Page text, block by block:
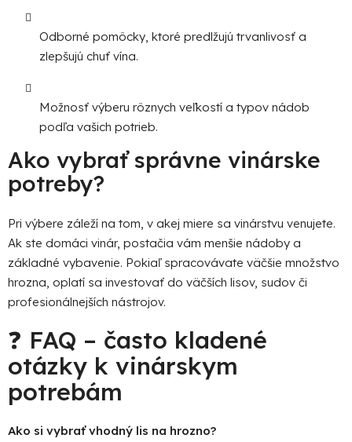
Odborné pomôcky, ktoré predlžujú trvanlivosť a
zlepšujú chuť vína.
Možnosť výberu rôznych veľkostí a typov nádob
podľa vašich potrieb.
Ako vybrať správne vinárske
potreby?
Pri výbere záleží na tom, v akej miere sa vinárstvu venujete.
Ak ste domáci vinár, postačia vám menšie nádoby a
základné vybavenie. Pokiaľ spracovávate väčšie množstvo
hrozna, oplatí sa investovať do väčších lisov, sudov či
profesionálnejších nástrojov.
❓ FAQ – často kladené
otázky k vinárskym
potrebám
Ako si vybrať vhodný lis na hrozno?